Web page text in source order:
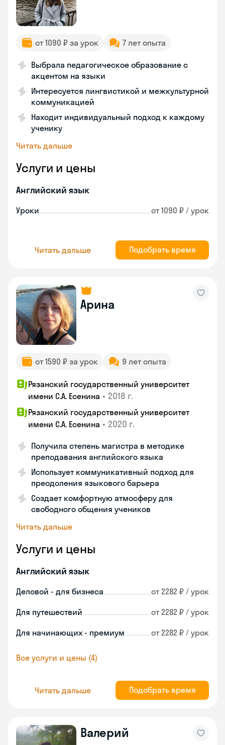
от 1090 ₽ за урок 7 лет опыта
Выбрала педагогическое образование с
акцентом на языки
Интересуется лингвистикой и межкультурной
коммуникацией
Находит индивидуальный подход к каждому
ученику
Читать дальше
Услуги и цены
Английский язык
Уроки от 1090 ₽ / урок
Читать дальше Подобрать время
Арина
от 1590 ₽ за урок 9 лет опыта
Рязанский государственный университет
имени С.А. Есенина • 2018 г.
Рязанский государственный университет
имени С.А. Есенина • 2020 г.
Получила степень магистра в методике
преподавания английского языка
Использует коммуникативный подход для
преодоления языкового барьера
Создает комфортную атмосферу для
свободного общения учеников
Читать дальше
Услуги и цены
Английский язык
Деловой - для бизнеса от 2282 ₽ / урок
Для путешествий от 2282 ₽ / урок
Для начинающих - премиум от 2282 ₽ / урок
Все услуги и цены (4)
Читать дальше Подобрать время
Валерий